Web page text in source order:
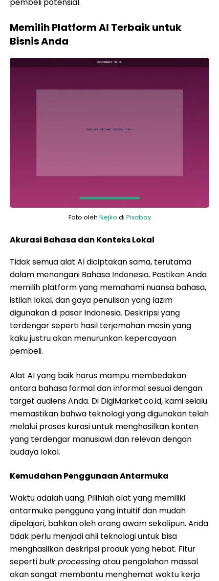
Memilih Platform AI Terbaik untuk
Bisnis Anda
Foto oleh Nejko di Pixabay
Akurasi Bahasa dan Konteks Lokal
Tidak semua alat AI diciptakan sama, terutama
dalam menangani Bahasa Indonesia. Pastikan Anda
memilih platform yang memahami nuansa bahasa,
istilah lokal, dan gaya penulisan yang lazim
digunakan di pasar Indonesia. Deskripsi yang
terdengar seperti hasil terjemahan mesin yang
kaku justru akan menurunkan kepercayaan
pembeli.
Alat AI yang baik harus mampu membedakan
antara bahasa formal dan informal sesuai dengan
target audiens Anda. Di DigiMarket.co.id, kami selalu
memastikan bahwa teknologi yang digunakan telah
melalui proses kurasi untuk menghasilkan konten
yang terdengar manusiawi dan relevan dengan
budaya lokal.
Kemudahan Penggunaan Antarmuka
Waktu adalah uang. Pilihlah alat yang memiliki
antarmuka pengguna yang intuitif dan mudah
dipelajari, bahkan oleh orang awam sekalipun. Anda
tidak perlu menjadi ahli teknologi untuk bisa
menghasilkan deskripsi produk yang hebat. Fitur
sepertibulk processingatau pengolahan massal
akan sangat membantu menghemat waktu kerja